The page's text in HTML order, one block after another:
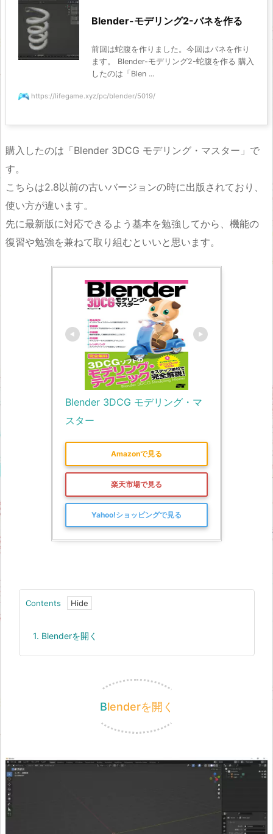
Blender-モデリング2-バネを作る
前回は蛇腹を作りました。今回はバネを作り
ます。 Blender-モデリング2-蛇腹を作る 購入
したのは「Blen ...
https://lifegame.xyz/pc/blender/5019/
購入したのは「Blender 3DCG モデリング・マスター」で
す。
こちらは2.8以前の古いバージョンの時に出版されており、
使い方が違います。
先に最新版に対応できるよう基本を勉強してから、機能の
復習や勉強を兼ねて取り組むといいと思います。
Blender 3DCG モデリング・マ
スター
Amazonで見る
楽天市場で見る
Yahoo!ショッピングで見る
Contents
1. Blenderを開く
Blenderを開く